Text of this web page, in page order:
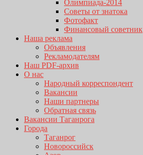
Олимпиада-2014
Советы от знатока
Фотофакт
Финансовый советник
Наша реклама
Объявления
Рекламодателям
Наш PDF-архив
О нас
Народный корреспондент
Вакансии
Наши партнеры
Обратная связь
Вакансии Таганрога
Города
Таганрог
Новороссийск